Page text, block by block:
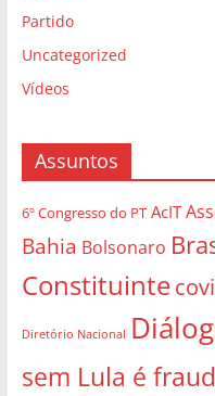
Partido
Uncategorized
Vídeos
Assuntos
6º Congresso do PT AcIT
Bahia Bolsonaro
Constituinte
Diretório Nacional
sem Lula é